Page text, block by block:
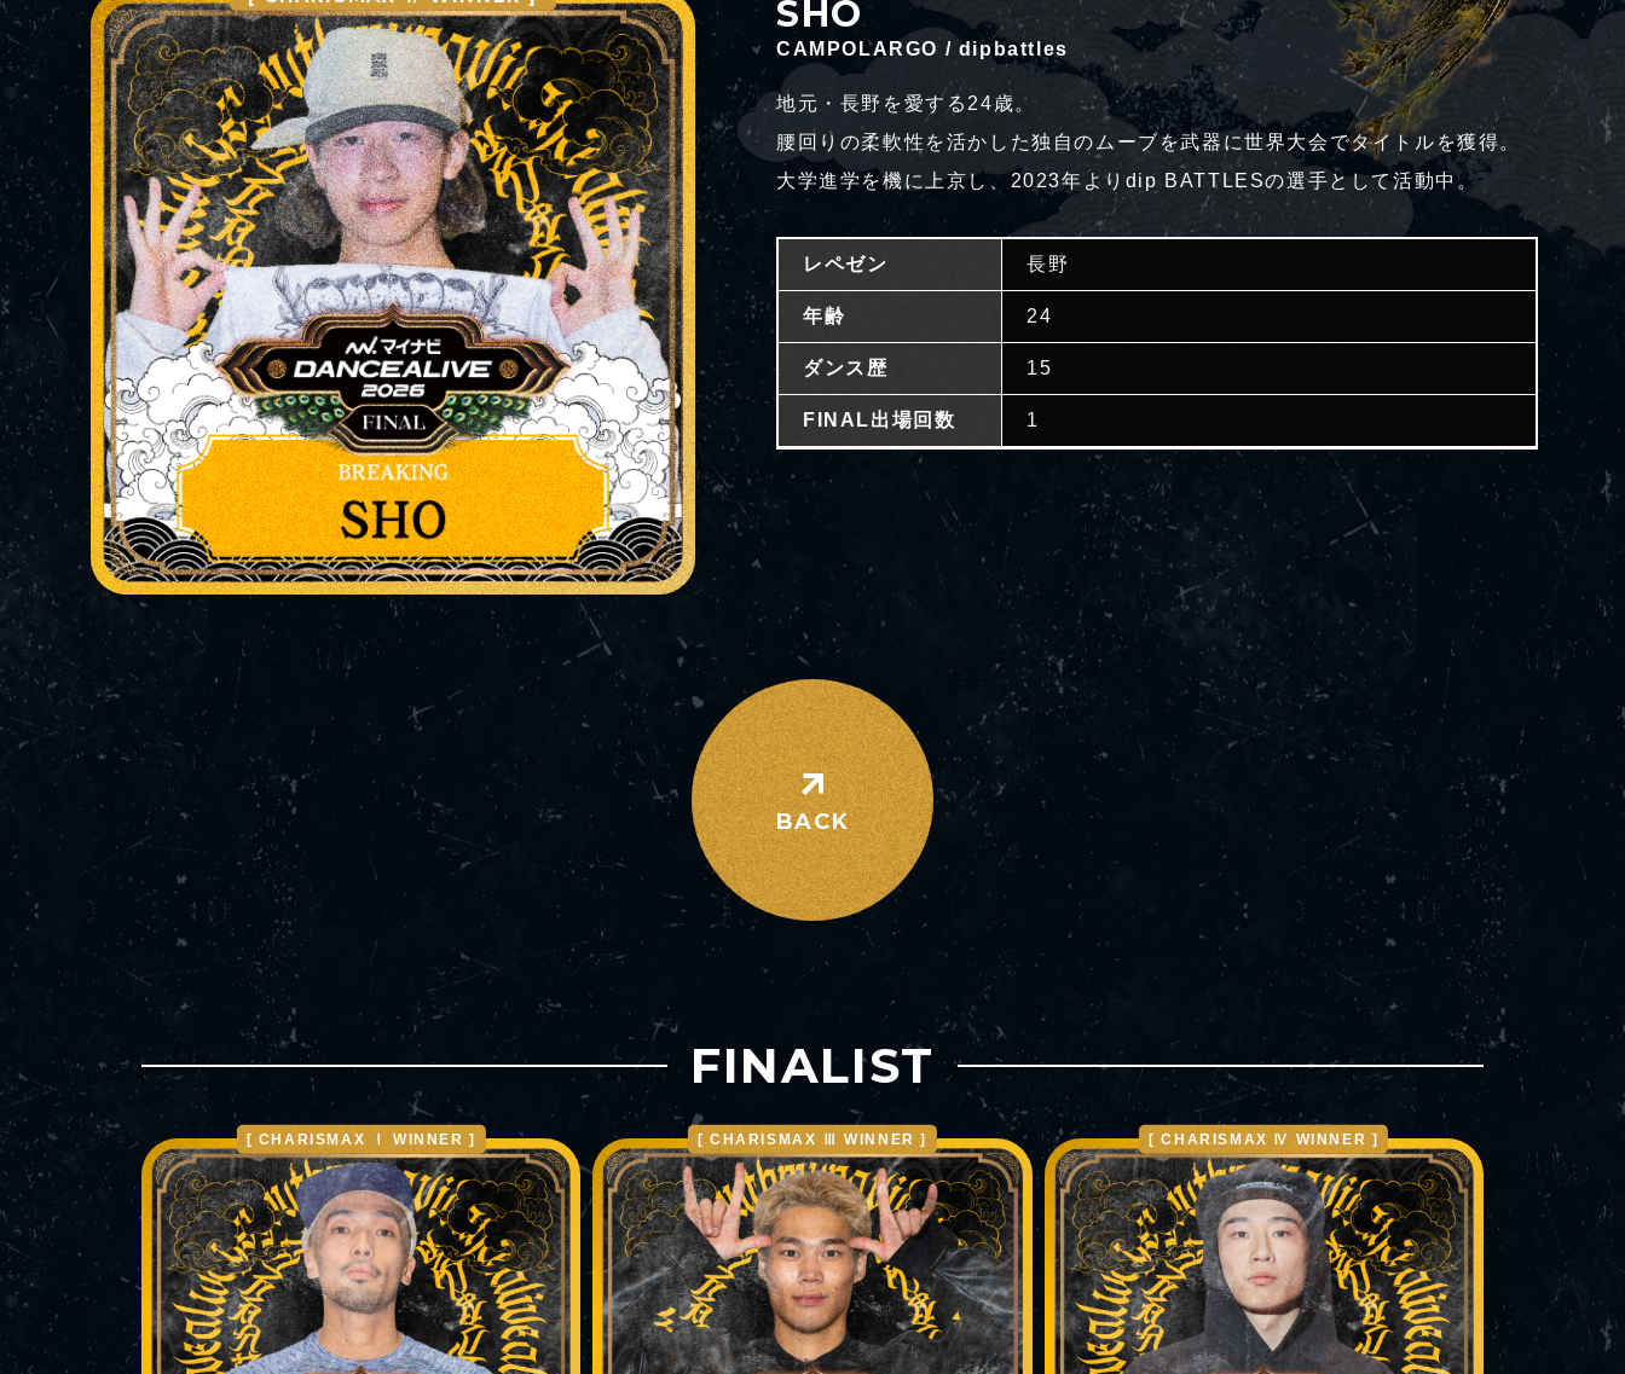
SHO
CAMPOLARGO / dipbattles
地元・長野を愛する24歳。
腰回りの柔軟性を活かした独自のムーブを武器に世界大会でタイトルを獲得。
大学進学を機に上京し、2023年よりdip BATTLESの選手として活動中。
レペゼン 長野
年齢 24
ダンス歴 15
FINAL出場回数 1
BACK
FINALIST
[ CHARISMAX Ⅰ WINNER ] [ CHARISMAX Ⅲ WINNER ] [ CHARISMAX Ⅳ WINNER ]